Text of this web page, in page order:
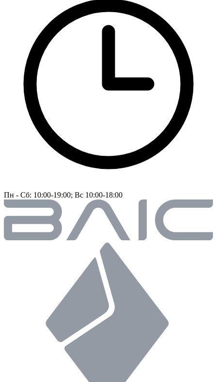
Пн - Сб: 10:00-19:00; Вс 10:00-18:00